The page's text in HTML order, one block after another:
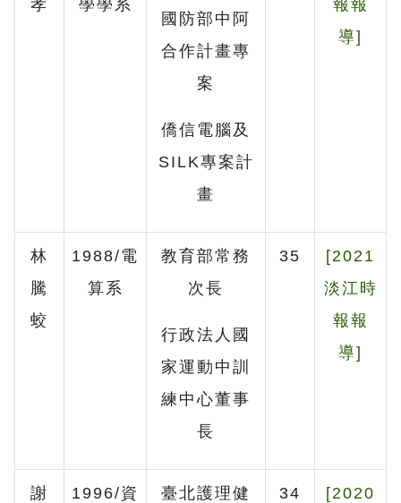
孝
學學系
國防部中阿
合作計畫專
案
僑信電腦及
SILK專案計
畫
報報
導]
林
騰
蛟
1988/電
算系
教育部常務
次長
行政法人國
家運動中訓
練中心董事
長
35
[2021
淡江時
報報
導]
謝
1996/資
臺北護理健
34
[2020